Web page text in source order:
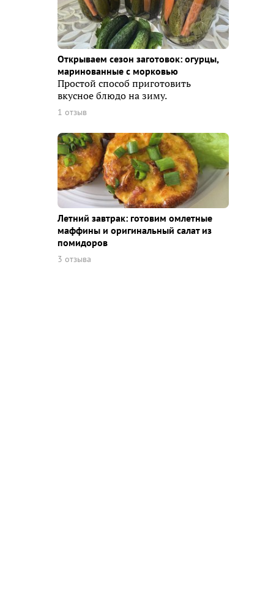
Открываем сезон заготовок: огурцы,
маринованные с морковью
Простой способ приготовить
вкусное блюдо на зиму.
1 отзыв
Летний завтрак: готовим омлетные
маффины и оригинальный салат из
помидоров
3 отзыва